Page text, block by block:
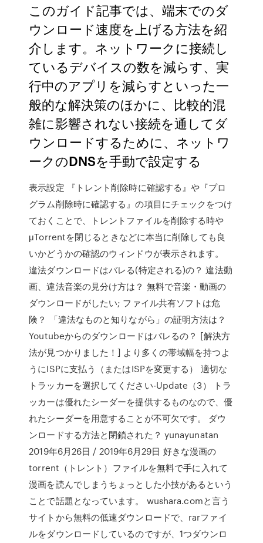
このガイド記事では、端末でのダ
ウンロード速度を上げる方法を紹
介します。ネットワークに接続し
ているデバイスの数を減らす、実
行中のアプリを減らすといった一
般的な解決策のほかに、比較的混
雑に影響されない接続を通してダ
ウンロードするために、ネットワ
ークのDNSを手動で設定する
表示設定 『トレント削除時に確認する』や『プロ
グラム削除時に確認する』の項目にチェックをつけ
ておくことで、トレントファイルを削除する時や
μTorrentを閉じるときなどに本当に削除しても良
いかどうかの確認のウィンドウが表示されます。
違法ダウンロードはバレる(特定される)の？ 違法動
画、違法音楽の見分け方は？ 無料で音楽・動画の
ダウンロードがしたい; ファイル共有ソフトは危
険？ 「違法なものと知りながら」の証明方法は？
Youtubeからのダウンロードはバレるの？ [解決方
法が見つかりました！] より多くの帯域幅を持つよ
うにISPに支払う（またはISPを変更する） 適切な
トラッカーを選択してください-Update（3） トラ
ッカーは優れたシーダーを提供するものなので、優
れたシーダーを用意することが不可欠です。 ダウ
ンロードする方法と閉鎖された？ yunayunatan
2019年6月26日 / 2019年6月29日 好きな漫画の
torrent（トレント）ファイルを無料で手に入れて
漫画を読んでしまうちょっとした小技があるという
ことで話題となっています。 wushara.comと言う
サイトから無料の低速ダウンロードで、rarファイ
ルをダウンロードしているのですが、1つダウンロ